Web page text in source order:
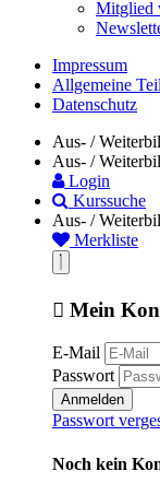
Mitglied
Impressum
Allgemeine
Datenschutz
Aus- /
Aus- /
Login
Kurssuche
Aus- /
Merkliste
Mein
E-Mail
Passwort
Anmelden
Passwort
Noch kein